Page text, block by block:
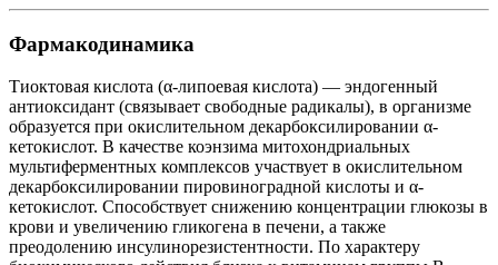
Фармакодинамика
Тиоктовая кислота (α-липоевая кислота) — эндогенный
антиоксидант (связывает свободные радикалы), в организме
образуется при окислительном декарбоксилировании α-
кетокислот. В качестве коэнзима митохондриальных
мультиферментных комплексов участвует в окислительном
декарбоксилировании пировиноградной кислоты и α-
кетокислот. Способствует снижению концентрации глюкозы в
крови и увеличению гликогена в печени, а также
преодолению инсулинорезистентности. По характеру